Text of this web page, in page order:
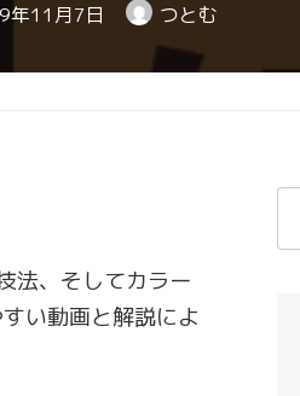
年11月7日 つとむ
法、そしてカラー
い動画と解説によ